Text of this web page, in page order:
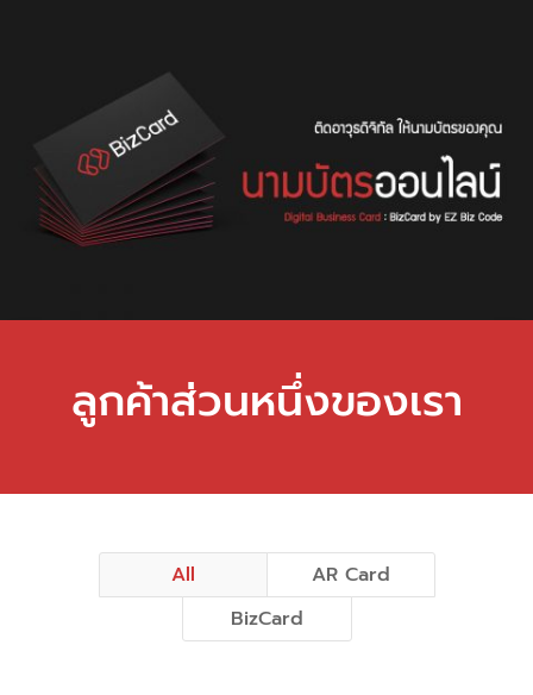
ลูกค้าส่วนหนึ่งของเรา
All
AR Card
BizCard